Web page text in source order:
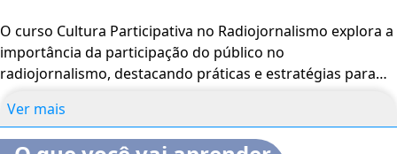
O curso Cultura Participativa no Radiojornalismo explora a
importância da participação do público no
radiojornalismo, destacando práticas e estratégias para
conceitos de interatividade, engajamento do público e
colaboração, aplicados para enriquecer o conteúdo e
Ver mais